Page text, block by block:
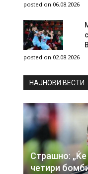
posted on 06.08.2026
posted on 02.08.2026
НAЈНОВИ ВЕСТИ
Страшно:
четири